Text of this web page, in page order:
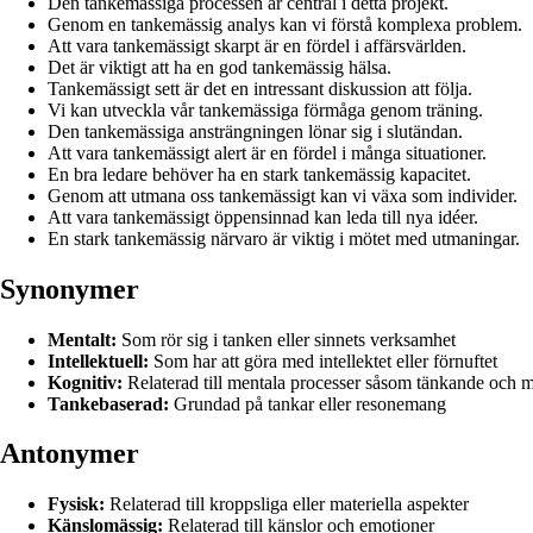
Genom en tankemässig analys kan vi förstå komplexa problem.
Att vara tankemässigt skarpt är en fördel i affärsvärlden.
Det är viktigt att ha en god tankemässig hälsa.
Tankemässigt sett är det en intressant diskussion att följa.
Vi kan utveckla vår tankemässiga förmåga genom träning.
Den tankemässiga ansträngningen lönar sig i slutändan.
Att vara tankemässigt alert är en fördel i många situationer.
En bra ledare behöver ha en stark tankemässig kapacitet.
Genom att utmana oss tankemässigt kan vi växa som individer.
Att vara tankemässigt öppensinnad kan leda till nya idéer.
En stark tankemässig närvaro är viktig i mötet med utmaningar.
Synonymer
Mentalt: Som rör sig i tanken eller sinnets verksamhet
Intellektuell: Som har att göra med intellektet eller förnuftet
Kognitiv: Relaterad till mentala processer såsom tänkande och
Tankebaserad: Grundad på tankar eller resonemang
Antonymer
Fysisk: Relaterad till kroppsliga eller materiella aspekter
Känslomässig: Relaterad till känslor och emotioner